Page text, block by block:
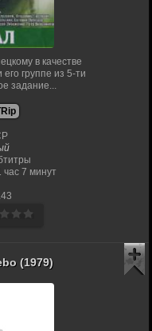
в качестве
группе из 5-ти
задание...
час 7 минут
(1979)